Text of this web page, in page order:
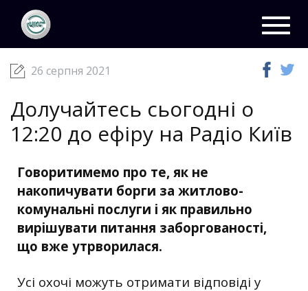
ЦКС
26 серпня 2021
Долучайтесь сьогодні о
12:20 до ефіру на Радіо Київ
Говоритимемо про те, як не
накопичувати борги за житлово-
комунальні послуги і як правильно
вирішувати питання заборгованості,
що вже утрворилася.
Усі охочі можуть отримати відповіді у